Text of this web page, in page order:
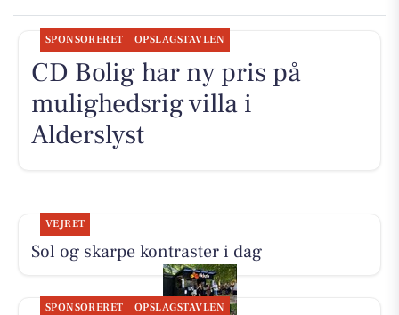
SPONSORERET OPSLAGSTAVLEN
CD Bolig har ny pris på
mulighedsrig villa i
Alderslyst
VEJRET
Sol og skarpe kontraster i dag
SPONSORERET OPSLAGSTAVLEN